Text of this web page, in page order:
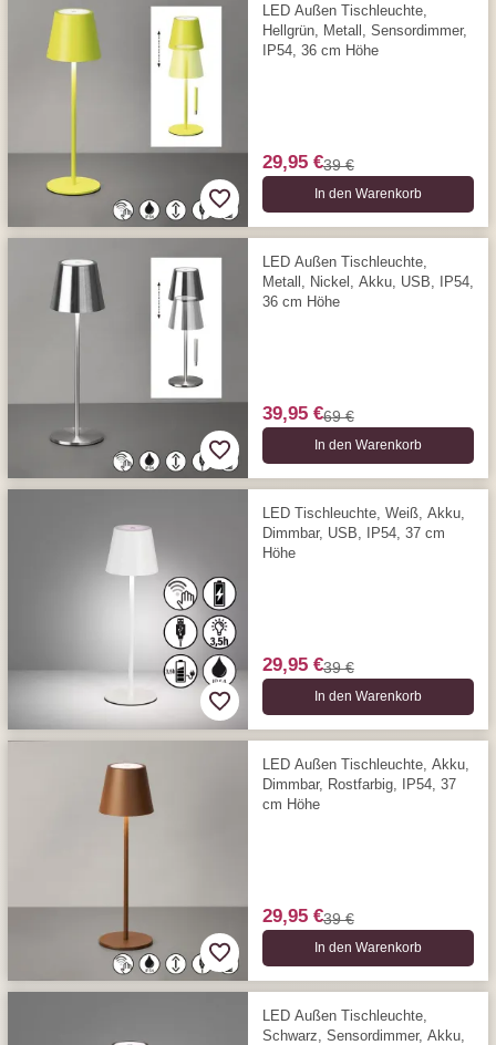
LED Außen Tischleuchte,
Hellgrün, Metall, Sensordimmer,
IP54, 36 cm Höhe
29,95 €39 €
In den Warenkorb
LED Außen Tischleuchte,
Metall, Nickel, Akku, USB, IP54,
36 cm Höhe
39,95 €69 €
In den Warenkorb
LED Tischleuchte, Weiß, Akku,
Dimmbar, USB, IP54, 37 cm
Höhe
29,95 €39 €
In den Warenkorb
LED Außen Tischleuchte, Akku,
Dimmbar, Rostfarbig, IP54, 37
cm Höhe
29,95 €39 €
In den Warenkorb
LED Außen Tischleuchte,
Schwarz, Sensordimmer, Akku,